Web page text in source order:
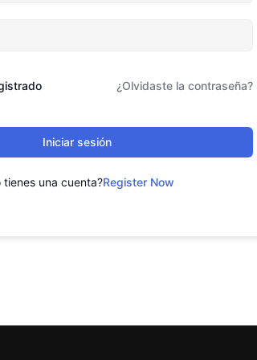
¿Olvidaste la contraseña?
Iniciar sesión
tienes una cuenta?Register Now